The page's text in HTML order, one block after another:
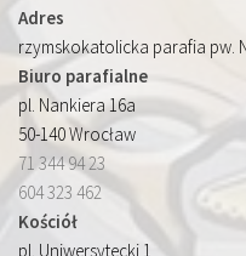
Adres
rzymskokatolicka parafia pw.
Biuro parafialne
pl. Nankiera 16a
50-140 Wrocław
71 344 94 23
604 323 462
Kościół
pl. Uniwersytecki 1